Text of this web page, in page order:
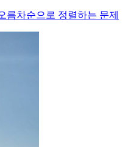
름차순으로 정렬하는 문제